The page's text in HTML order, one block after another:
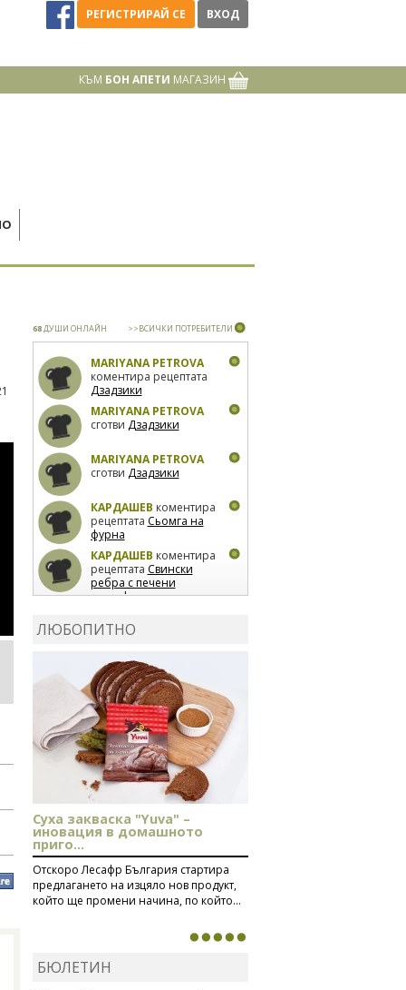
РЕГИСТРИРАЙ СЕ ВХОД
КЪМ БОН АПЕТИ МАГАЗИН
68ДУШИ ОНЛАЙН >>ВСИЧКИ ПОТРЕБИТЕЛИ
MARIYANA PETROVA
коментира рецептата
Дзадзики
MARIYANA PETROVA
сготви Дзадзики
MARIYANA PETROVA
сготви Дзадзики
КАРДАШЕВ коментира
рецептата Сьомга на
фурна
КАРДАШЕВ коментира
рецептата Свински
ребра с печени
картофи
лимон
коментира рецептата
Киноа със зеленчуци
ЛЮБОПИТНО
Суха закваска "Yuva" –
иновация в домашното
приго...
Отскоро Лесафр България стартира
предлагането на изцяло нов продукт,
който ще промени начина, по който...
БЮЛЕТИН